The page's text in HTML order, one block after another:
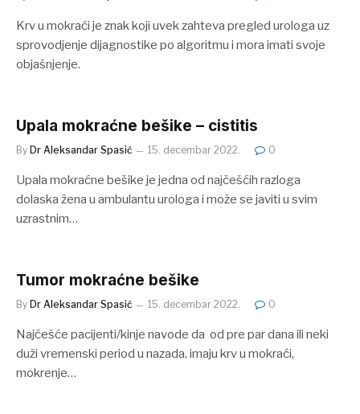
Krv u mokraći je znak koji uvek zahteva pregled urologa uz
sprovodjenje dijagnostike po algoritmu i mora imati svoje
objašnjenje.
Upala mokraćne bešike – cistitis
By Dr Aleksandar Spasić 15. decembar 2022. 0
Upala mokraćne bešike je jedna od najčešćih razloga
dolaska žena u ambulantu urologa i može se javiti u svim
uzrastnim…
Tumor mokraćne bešike
By Dr Aleksandar Spasić 15. decembar 2022. 0
Najčešće pacijenti/kinje navode da od pre par dana ili neki
duži vremenski period u nazada, imaju krv u mokraći,
mokrenje…